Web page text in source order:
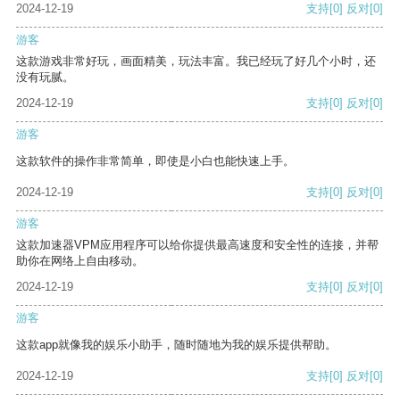
2024-12-19
支持[0] 反对[0]
游客
这款游戏非常好玩，画面精美，玩法丰富。我已经玩了好几个小时，还
没有玩腻。
2024-12-19
支持[0] 反对[0]
游客
这款软件的操作非常简单，即使是小白也能快速上手。
2024-12-19 支持[0] 反对[0]
游客
这款加速器VPM应用程序可以给你提供最高速度和安全性的连接，并帮
助你在网络上自由移动。
2024-12-19
支持[0] 反对[0]
游客
这款app就像我的娱乐小助手，随时随地为我的娱乐提供帮助。
2024-12-19 支持[0] 反对[0]